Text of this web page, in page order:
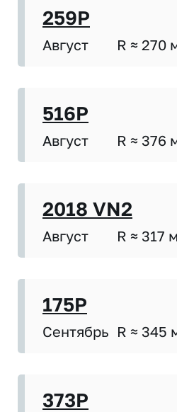
259P
Август R ≈ 270
516P
Август R ≈ 376
2018 VN2
Август R ≈ 317
175P
Сентябрь R ≈ 345
373P